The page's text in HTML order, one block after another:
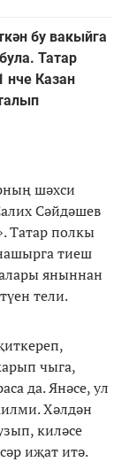
бу вакыйга
Татар
нче Казан
шәхси
Сәйдәшев
Татар полкы
тиеш
яныннан
тели.
чыга,
да. Янәсе, ул
Хәлдән
киләсе
иҗат итә.